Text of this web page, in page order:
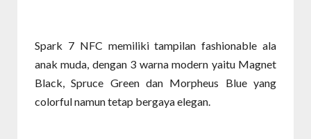
Spark 7 NFC memiliki tampilan fashionable ala
anak muda, dengan 3 warna modern yaitu Magnet
Black, Spruce Green dan Morpheus Blue yang
colorful namun tetap bergaya elegan.